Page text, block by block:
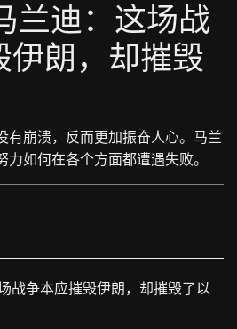
兰迪：这场战
伊朗，却摧毁
有崩溃，反而更加振奋人心。马兰
如何在各个方面都遭遇失败。